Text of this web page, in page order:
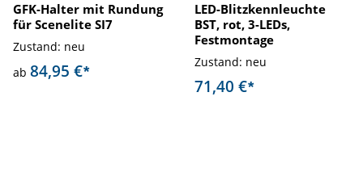
GFK-Halter mit Rundung
für Scenelite SI7
Zustand: neu
ab 84,95 €*
LED-Blitzkennleuchte
BST, rot, 3-LEDs,
Festmontage
Zustand: neu
71,40 €*